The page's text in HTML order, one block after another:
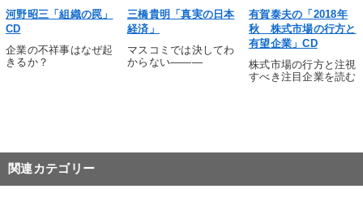
河野昭三「組織の罠」
CD
企業の不祥事はなぜ起
きるか？
三橋貴明「真実の日本
経済」
マスコミでは決してわ
からない―――
有賀泰夫の「2018年
秋 株式市場の行方と
有望企業」CD
株式市場の行方と注視
すべき注目企業を読む
関連カテゴリー